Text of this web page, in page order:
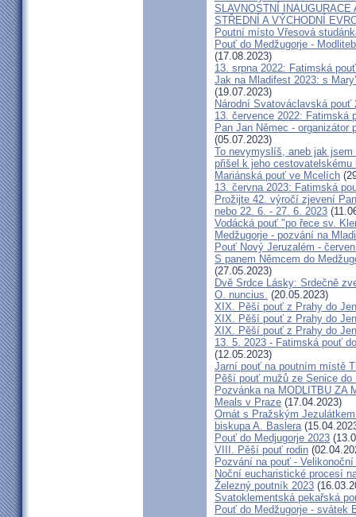
SLAVNOSTNÍ
STŘEDNÍ A VÝCHODNÍ
Poutní místo Vřesová
Pouť do Medžugorje -
(17.08.2023)
13. srpna 2022: Fatimská
Jak na Mladifest 2023: s
(19.07.2023)
Národní Svatováclavská pouť
13. července 2022: Fatimská
Pan Jan Němec -
(05.07.2023)
To nevymyslíš, aneb jak
přišel k jeho cestovatelskému
Mariánská pouť ve Mcelích
13. června 2023: Fatimská
Prožijte 42. výročí zjevení
nebo 22. 6. - 27. 6. 2023
Vodácká pouť "po řece sv.
Medžugorje - pozvání na
Pouť Nový Jeruzalém -
S panem Němcem do
(27.05.2023)
Dvě Srdce Lásky: Srdečně
O. nuncius. (20.05.2023)
XIX. Pěší pouť z Prahy do
XIX. Pěší pouť z Prahy do
XIX. Pěší pouť z Prahy do
13. 5. 2023 - Fatimská pouť
(12.05.2023)
Jarní pouť na poutním místě
Pěší pouť mužů ze Senice do
Pozvánka na MODLITBU ZA
Meals v Praze (17.04.2023)
Ornát s Pražským
biskupa A. Baslera
Pouť do Medjugorje 2023
VIII. Pěší pouť rodin
Pozvání na pouť -
Noční eucharistické procesí
Železný poutník 2023
Svatoklementská pekařská
Pouť do Medžugorje - svátek